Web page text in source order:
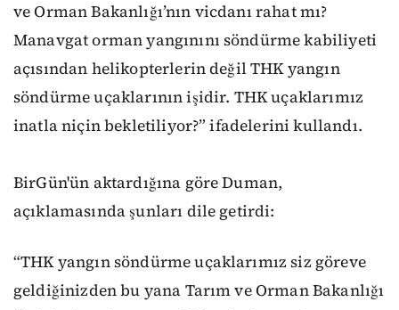
ve Orman Bakanlığı’nın vicdanı rahat mı?
Manavgat orman yangınını söndürme kabiliyeti
açısından helikopterlerin değil THK yangın
söndürme uçaklarının işidir. THK uçaklarımız
inatla niçin bekletiliyor?” ifadelerini kullandı.
BirGün'ün aktardığına göre Duman,
açıklamasında şunları dile getirdi:
“THK yangın söndürme uçaklarımız siz göreve
geldiğinizden bu yana Tarım ve Orman Bakanlığı